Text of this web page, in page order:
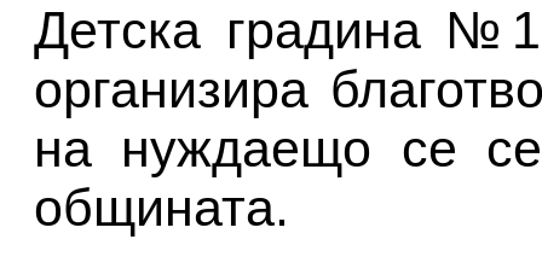
Детска градина №1
организира
на нуждаещо се
общината.